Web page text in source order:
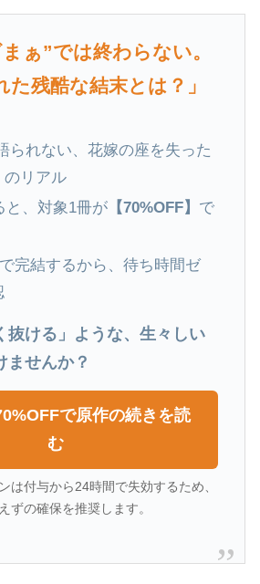
まぁ”では終わらない。
た残酷な結末とは？」
られない、花嫁の座を失った
のリアル
と、対象1冊が 【70%OFF】 で
完結するから、待ち時間ゼ
抜ける」ような、生々しい
ませんか？
で原作の続きを読
む
は付与から24時間で失効するため、
ずの確保を推奨します。